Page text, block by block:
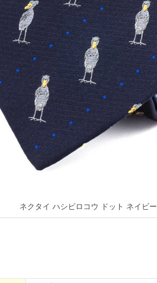
ネクタイ ハシビロコウ ドット ネイビー